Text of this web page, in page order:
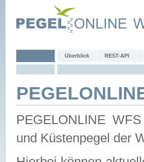
Überblick REST-API
PEGELONLINE
und Küstenpegel der